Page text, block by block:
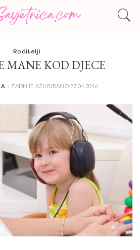
Roditelji
MANE KOD DJECE
ZADNJE AŽURIRANO 27.04.2016.